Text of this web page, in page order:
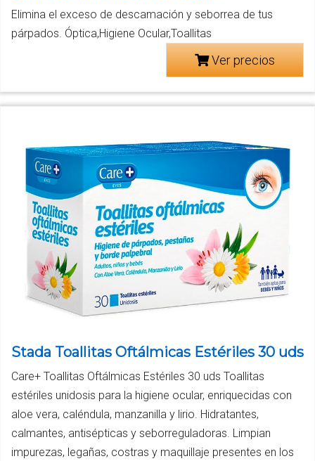
Elimina el exceso de descamación y seborrea de tus
párpados. Óptica,Higiene Ocular,Toallitas
Ver precios
Stada Toallitas Oftálmicas Estériles 30 uds
Care+ Toallitas Oftálmicas Estériles 30 uds Toallitas
estériles unidosis para la higiene ocular, enriquecidas con
aloe vera, caléndula, manzanilla y lirio. Hidratantes,
calmantes, antisépticas y seborreguladoras. Limpian
impurezas, legañas, costras y maquillaje presentes en los